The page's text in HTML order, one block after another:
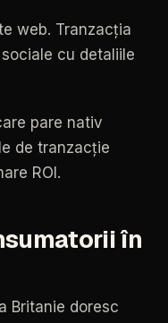
web. Tranzacția
sociale cu detaliile
pare nativ
de tranzacție
ROI.
în
Britanie doresc